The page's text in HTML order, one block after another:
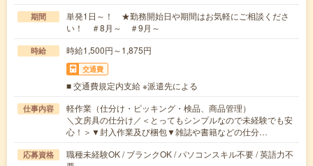
期間
単発1日～！ ★勤務開始日や期間はお気軽にご相談くださ
い！ ＃8月～ ＃9月～
時給 時給1,500円～1,875円
交通費
■ 交通費規定内支給 ※派遣先による
仕事内容
軽作業（仕分け・ピッキング・検品、商品管理）
＼文房具の仕分け／＜とってもシンプルなので未経験でも安
心！＞▼封入作業及び梱包▼雑誌や書籍などの仕分…
応募資格
職種未経験OK / ブランクOK / パソコンスキル不要 / 英語力不